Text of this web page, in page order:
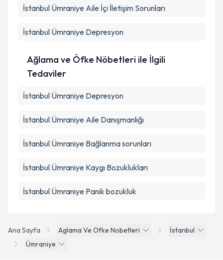
Ana Sayfa Aglama Ve Ofke Nobetleri
İstanbul
Ümraniye
İstanbul Ümraniye Aile İçi İletişim Sorunları
İstanbul Ümraniye Depresyon
Ağlama ve Öfke Nöbetleri ile İlgili
Tedaviler
İstanbul Ümraniye Depresyon
İstanbul Ümraniye Aile Danışmanlığı
İstanbul Ümraniye Bağlanma sorunları
İstanbul Ümraniye Kaygı Bozuklukları
İstanbul Ümraniye Panik bozukluk